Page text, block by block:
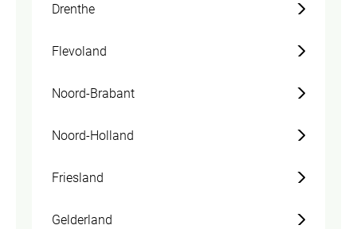
Drenthe
Flevoland
Noord-Brabant
Noord-Holland
Friesland
Gelderland